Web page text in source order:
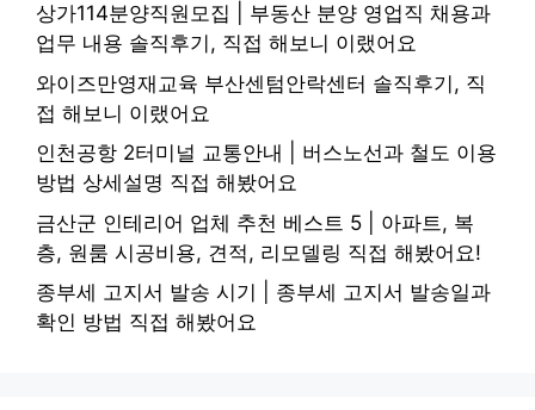
상가114분양직원모집 | 부동산 분양 영업직 채용과
업무 내용 솔직후기, 직접 해보니 이랬어요
와이즈만영재교육 부산센텀안락센터 솔직후기, 직
접 해보니 이랬어요
인천공항 2터미널 교통안내 | 버스노선과 철도 이용
방법 상세설명 직접 해봤어요
금산군 인테리어 업체 추천 베스트 5 | 아파트, 복
층, 원룸 시공비용, 견적, 리모델링 직접 해봤어요!
종부세 고지서 발송 시기 | 종부세 고지서 발송일과
확인 방법 직접 해봤어요